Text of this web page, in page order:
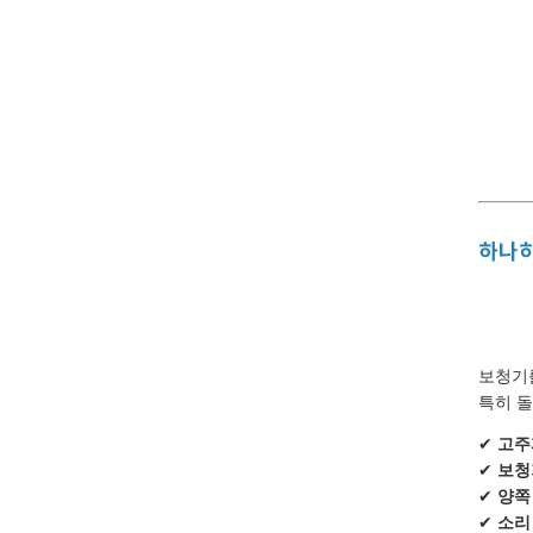
하나
보청
특히
✔ 고
✔ 보
✔ 양
✔ 소